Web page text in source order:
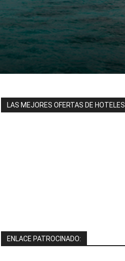
LAS MEJORES OFERTAS DE HOTELES
ENLACE PATROCINADO: